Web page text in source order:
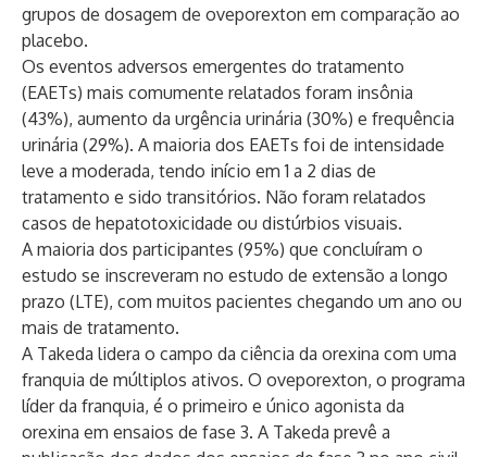
grupos de dosagem de oveporexton em comparação ao
placebo.
Os eventos adversos emergentes do tratamento
(EAETs) mais comumente relatados foram insônia
(43%), aumento da urgência urinária (30%) e frequência
urinária (29%). A maioria dos EAETs foi de intensidade
leve a moderada, tendo início em 1 a 2 dias de
tratamento e sido transitórios. Não foram relatados
casos de hepatotoxicidade ou distúrbios visuais.
A maioria dos participantes (95%) que concluíram o
estudo se inscreveram no estudo de extensão a longo
prazo (LTE), com muitos pacientes chegando um ano ou
mais de tratamento.
A Takeda lidera o campo da ciência da orexina com uma
franquia de múltiplos ativos. O oveporexton, o programa
líder da franquia, é o primeiro e único agonista da
orexina em ensaios de fase 3. A Takeda prevê a